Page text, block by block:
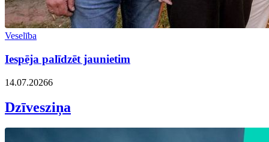
Veselība
Iespēja palīdzēt jaunietim
14.07.20266
Dzīvesziņa